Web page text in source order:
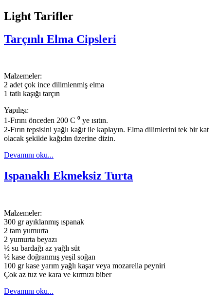
Light Tarifler
Tarçınlı Elma Cipsleri
Malzemeler:
2 adet çok ince dilimlenmiş elma
1 tatlı kaşığı tarçın
Yapılışı:
1-Fırını önceden 200 C ⁰ ye ısıtın.
2-Fırın tepsisini yağlı kağıt ile kaplayın. Elma dilimlerini tek bir kat
olacak şekilde kağıdın üzerine dizin.
Devamını oku...
Ispanaklı Ekmeksiz Turta
Malzemeler:
300 gr ayıklanmış ıspanak
2 tam yumurta
2 yumurta beyazı
½ su bardağı az yağlı süt
½ kase doğranmış yeşil soğan
100 gr kase yarım yağlı kaşar veya mozarella peyniri
Çok az tuz ve kara ve kırmızı biber
Devamını oku...